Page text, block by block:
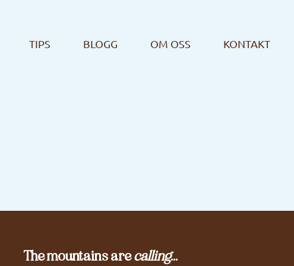
TIPS BLOGG OM OSS KONTAKT
The mountains arecalling...